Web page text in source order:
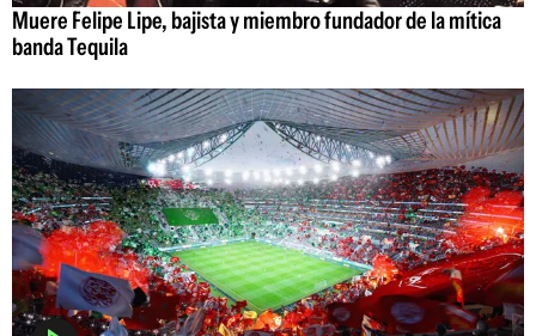
Muere Felipe Lipe, bajista y miembro fundador de la mítica
banda Tequila